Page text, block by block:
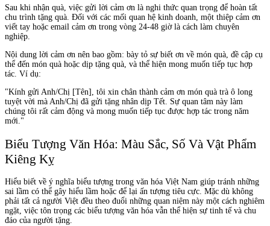
Sau khi nhận quà, việc gửi lời cảm ơn là nghi thức quan trọng để hoàn tất
chu trình tặng quà. Đối với các mối quan hệ kinh doanh, một thiệp cảm ơn
viết tay hoặc email cảm ơn trong vòng 24-48 giờ là cách làm chuyên
nghiệp.
Nội dung lời cảm ơn nên bao gồm: bày tỏ sự biết ơn về món quà, đề cập cụ
thể đến món quà hoặc dịp tặng quà, và thể hiện mong muốn tiếp tục hợp
tác. Ví dụ:
"Kính gửi Anh/Chị [Tên], tôi xin chân thành cảm ơn món quà trà ô long
tuyệt vời mà Anh/Chị đã gửi tặng nhân dịp Tết. Sự quan tâm này làm
chúng tôi rất cảm động và mong muốn tiếp tục được hợp tác trong năm
mới."
Biểu Tượng Văn Hóa: Màu Sắc, Số Và Vật Phẩm
Kiêng Kỵ
Hiểu biết về ý nghĩa biểu tượng trong văn hóa Việt Nam giúp tránh những
sai lầm có thể gây hiểu lầm hoặc để lại ấn tượng tiêu cực. Mặc dù không
phải tất cả người Việt đều theo đuổi những quan niệm này một cách nghiêm
ngặt, việc tôn trọng các biểu tượng văn hóa vẫn thể hiện sự tinh tế và chu
đáo của người tặng.